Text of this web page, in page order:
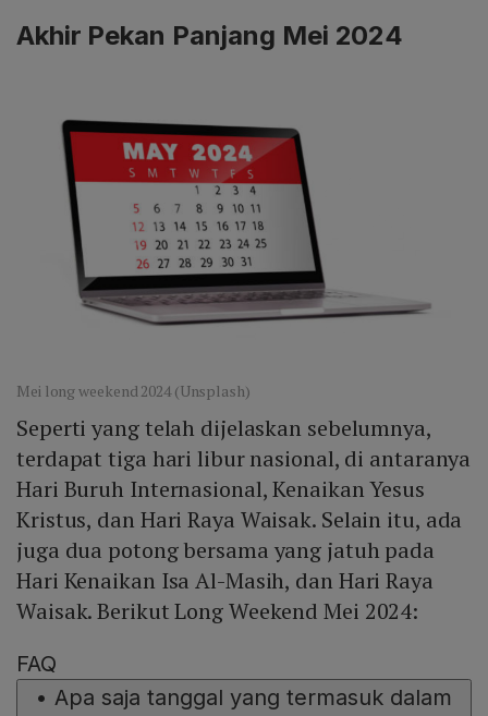
Akhir Pekan Panjang Mei 2024
Mei long weekend 2024 (Unsplash)
Seperti yang telah dijelaskan sebelumnya,
terdapat tiga hari libur nasional, di antaranya
Hari Buruh Internasional, Kenaikan Yesus
Kristus, dan Hari Raya Waisak. Selain itu, ada
juga dua potong bersama yang jatuh pada
Hari Kenaikan Isa Al-Masih, dan Hari Raya
Waisak. Berikut Long Weekend Mei 2024:
FAQ
• Apa saja tanggal yang termasuk dalam